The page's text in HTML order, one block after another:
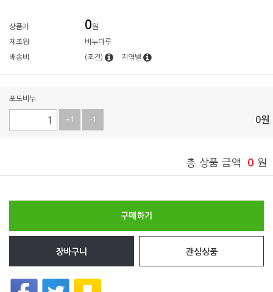
상품가 0원
제조원 비누마루
배송비 (조건) 지역별
포도비누
+1 -1 0원
총 상품 금액 0 원
구매하기
관심상품
장바구니